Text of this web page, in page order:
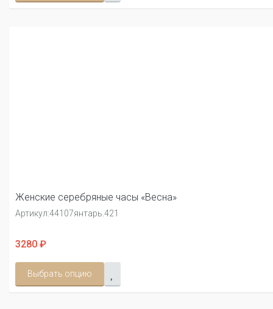
Женские серебряные часы «Весна»
Артикул:44107янтарь.421
3280 ₽
Выбрать опцию